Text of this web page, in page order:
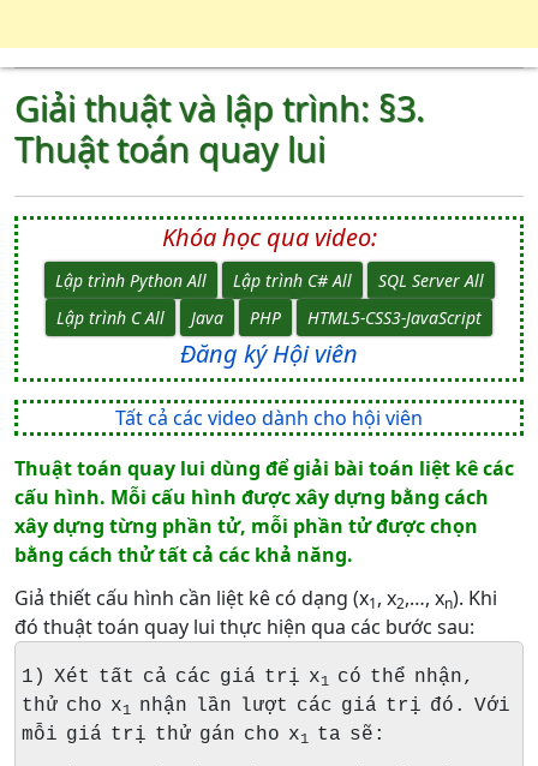
Giải thuật và lập trình: §3.
Thuật toán quay lui
Khóa học qua video:
Lập trình Python All Lập trình C# All
SQL Server All
Lập trình C All
Java PHP HTML5-CSS3-JavaScript
Đăng ký Hội viên
Tất cả các video dành cho hội viên
Thuật toán quay lui dùng để giải bài toán liệt kê các
cấu hình. Mỗi cấu hình được xây dựng bằng cách
xây dựng từng phần tử, mỗi phần tử được chọn
bằng cách thử tất cả các khả năng.
Giả thiết cấu hình cần liệt kê có dạng (x1, x2,…, xn). Khi
đó thuật toán quay lui thực hiện qua các bước sau:
1) Xét tất cả các giá trị x1 có thể nhận,
thử cho x1 nhận lần lượt các giá trị đó. Với
mỗi giá trị thử gán cho x1 ta sẽ: